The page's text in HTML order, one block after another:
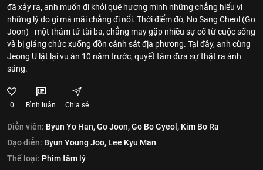
đã xảy ra, anh muốn đi khỏi quê hương mình những chẳng hiểu vì
những lý do gì mà mãi chẳng đi nổi. Thời điểm đó, No Sang Cheol (Go
Joon) - một thám tử tài ba, chẳng may gặp nhiều sự cố từ cuộc sống
và bị giáng chức xuống đồn cảnh sát địa phương. Tại đây, anh cùng
Jeong U lật lại vụ án 10 năm trước, quyết tâm đưa sự thật ra ánh
sáng.
0 Bình luận Chia sẻ
Diễn viên: Byun Yo Han,Go Joon,Go Bo Gyeol, Kim Bo Ra
Đạo diễn: Byun Young Joo, Lee Kyu Man
Thể loại: Phim tâm lý